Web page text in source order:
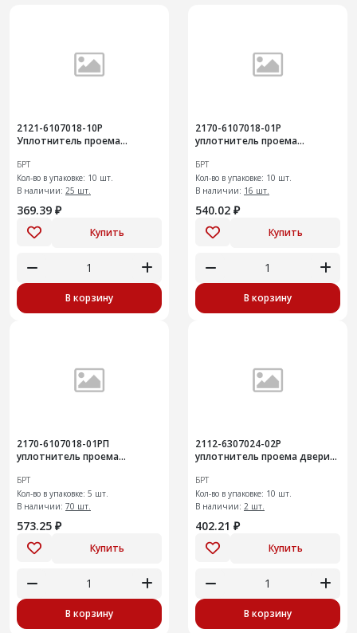
2121-6107018-10Р
Уплотнитель проема
БРТ
Кол-во в упаковке: 10 шт.
В наличии: 25 шт.
369.39 ₽
Купить
В корзину
2170-6107018-01Р
уплотнитель проема
БРТ
Кол-во в упаковке: 10 шт.
В наличии: 16 шт.
540.02 ₽
Купить
В корзину
2170-6107018-01РП
уплотнитель проема
БРТ
Кол-во в упаковке: 5 шт.
В наличии: 70 шт.
573.25 ₽
Купить
В корзину
2112-6307024-02Р
уплотнитель проема двери
БРТ
Кол-во в упаковке: 10 шт.
В наличии: 2 шт.
402.21 ₽
Купить
В корзину